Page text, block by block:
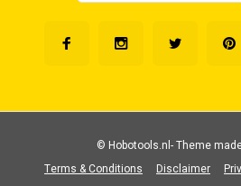
Terms & Conditions Disclaimer
© Hobotools.nl- Theme